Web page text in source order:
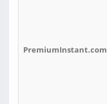
PremiumInstant.com